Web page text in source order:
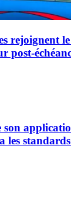
rejoignent
post-
les